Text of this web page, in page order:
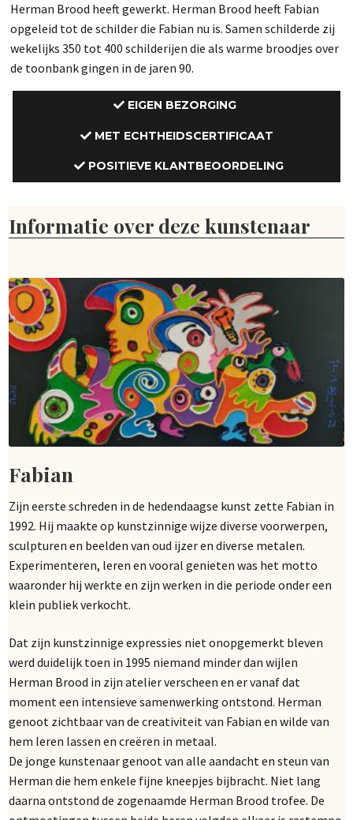
Herman Brood heeft gewerkt. Herman Brood heeft Fabian
opgeleid tot de schilder die Fabian nu is. Samen schilderde zij
wekelijks 350 tot 400 schilderijen die als warme broodjes over
de toonbank gingen in de jaren 90.
EIGEN BEZORGING
MET ECHTHEIDSCERTIFICAAT
POSITIEVE KLANTBEOORDELING
Informatie over deze kunstenaar
Fabian
Zijn eerste schreden in de hedendaagse kunst zette Fabian in
1992. Hij maakte op kunstzinnige wijze diverse voorwerpen,
sculpturen en beelden van oud ijzer en diverse metalen.
Experimenteren, leren en vooral genieten was het motto
waaronder hij werkte en zijn werken in die periode onder een
klein publiek verkocht.
Dat zijn kunstzinnige expressies niet onopgemerkt bleven
werd duidelijk toen in 1995 niemand minder dan wijlen
Herman Brood in zijn atelier verscheen en er vanaf dat
moment een intensieve samenwerking ontstond. Herman
genoot zichtbaar van de creativiteit van Fabian en wilde van
hem leren lassen en creëren in metaal.
De jonge kunstenaar genoot van alle aandacht en steun van
Herman die hem enkele fijne kneepjes bijbracht. Niet lang
daarna ontstond de zogenaamde Herman Brood trofee. De